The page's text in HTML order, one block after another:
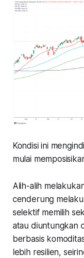
Kondisi ini
mulai
Alih-alih
cenderung
selektif memilih
atau diuntungkan
berbasis
lebih resilien,